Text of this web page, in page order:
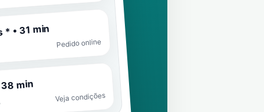
• 31 min
Pedido online
min
Veja condições